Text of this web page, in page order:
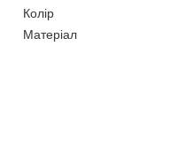
Колір
Матеріал